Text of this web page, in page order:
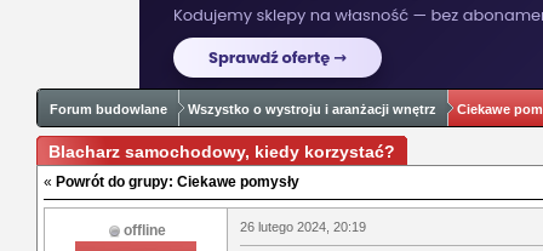
Forum budowlane Wszystko o wystroju i aranżacji wnętrz Ciekawe
Blacharz samochodowy, kiedy korzystać?
« Powrót do grupy: Ciekawe pomysły
offline 26 lutego 2024, 20:19